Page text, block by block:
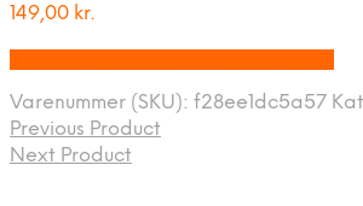
149,00 kr.
Varenummer (SKU): f28ee1dc5a57
Previous Product
Next Product